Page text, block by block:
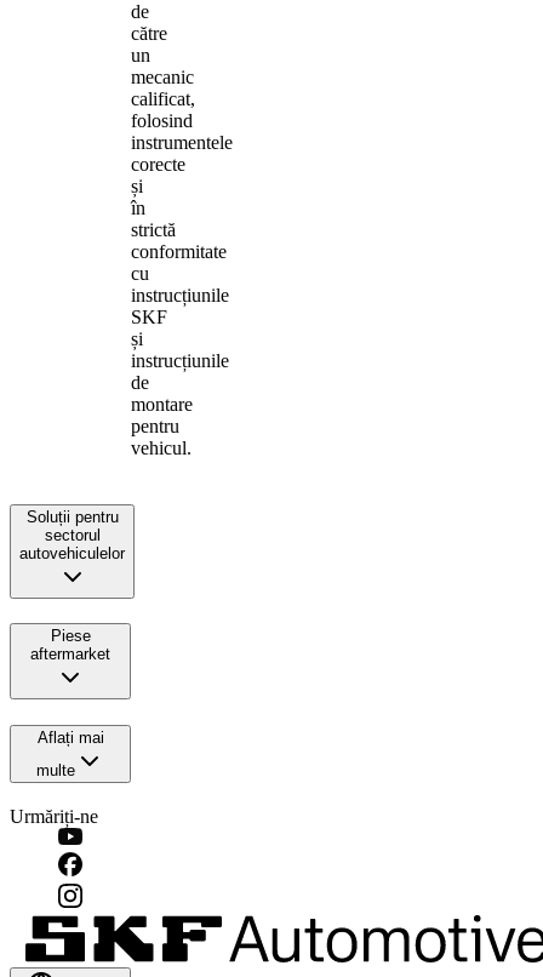
de
către
un
mecanic
calificat,
folosind
instrumentele
corecte
și
în
strictă
conformitate
cu
instrucțiunile
SKF
și
instrucțiunile
de
montare
pentru
vehicul.
Soluții pentru
sectorul
autovehiculelor
Piese
aftermarket
Aflați mai
multe
Urmăriți-ne